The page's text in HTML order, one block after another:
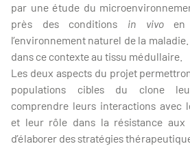
par une étude du
près des conditions in vivoen
l’environnement naturel de la
dans ce contexte au tissu médullaire.
Les deux aspects du projet
populations cibles du clone
comprendre leurs interactions avec
et leur rôle dans la résistance aux
d’élaborer des stratégies